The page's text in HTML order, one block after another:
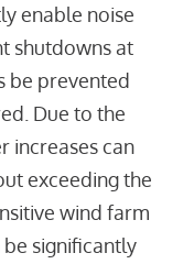
enable noise
shutdowns at
be prevented
Due to the
increases can
exceeding the
wind farm
significantly